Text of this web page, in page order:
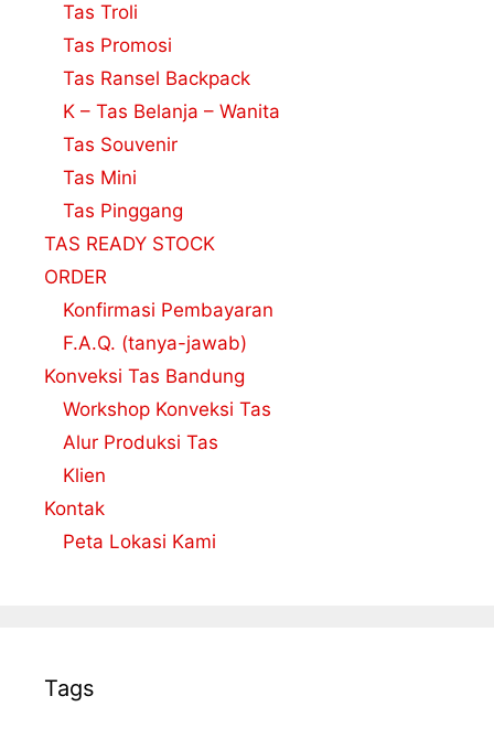
Tas Troli
Tas Promosi
Tas Ransel Backpack
K – Tas Belanja – Wanita
Tas Souvenir
Tas Mini
Tas Pinggang
TAS READY STOCK
ORDER
Konfirmasi Pembayaran
F.A.Q. (tanya-jawab)
Konveksi Tas Bandung
Workshop Konveksi Tas
Alur Produksi Tas
Klien
Kontak
Peta Lokasi Kami
Tags